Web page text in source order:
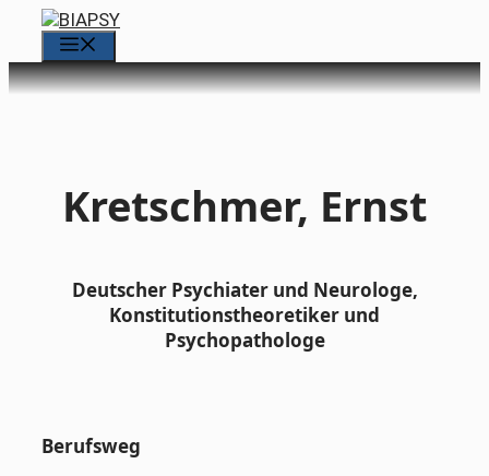
Zum
springen
Kretschmer, Ernst
Deutscher Psychiater und Neurologe,
Konstitutionstheoretiker und
Psychopathologe
Berufsweg